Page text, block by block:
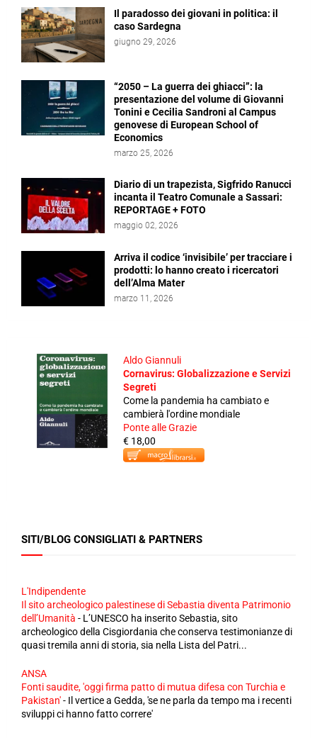
Il paradosso dei giovani in politica: il
caso Sardegna
giugno 29, 2026
“2050 – La guerra dei ghiacci”: la
presentazione del volume di Giovanni
Tonini e Cecilia Sandroni al Campus
genovese di European School of
Economics
marzo 25, 2026
Diario di un trapezista, Sigfrido Ranucci
incanta il Teatro Comunale a Sassari:
REPORTAGE + FOTO
maggio 02, 2026
Arriva il codice ‘invisibile’ per tracciare i
prodotti: lo hanno creato i ricercatori
dell’Alma Mater
marzo 11, 2026
Aldo Giannuli
Cornavirus: Globalizzazione e Servizi
Segreti
Come la pandemia ha cambiato e
cambierà l'ordine mondiale
Ponte alle Grazie
€ 18,00
SITI/BLOG CONSIGLIATI & PARTNERS
L'Indipendente
Il sito archeologico palestinese di Sebastia diventa Patrimonio
dell’Umanità - L’UNESCO ha inserito Sebastia, sito
archeologico della Cisgiordania che conserva testimonianze di
quasi tremila anni di storia, sia nella Lista del Patri...
ANSA
Fonti saudite, 'oggi firma patto di mutua difesa con Turchia e
Pakistan'- Il vertice a Gedda, 'se ne parla da tempo ma i recenti
sviluppi ci hanno fatto correre'